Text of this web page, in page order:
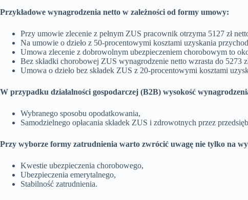
Przykładowe wynagrodzenia netto w zależności od formy umowy:
Przy umowie zlecenie z pełnym ZUS pracownik otrzyma 5127 zł
Na umowie o dzieło z 50-procentowymi kosztami uzyskania
Umowa zlecenie z dobrowolnym ubezpieczeniem chorobowym to
Bez składki chorobowej ZUS wynagrodzenie netto wzrasta do 5273
Umowa o dzieło bez składek ZUS z 20-procentowymi kosztami
W przypadku działalności gospodarczej (B2B) wysokość
Wybranego sposobu opodatkowania,
Samodzielnego opłacania składek ZUS i zdrowotnych przez
Przy wyborze formy zatrudnienia warto zwrócić uwagę nie tylko na
Kwestie ubezpieczenia chorobowego,
Ubezpieczenia emerytalnego,
Stabilność zatrudnienia.